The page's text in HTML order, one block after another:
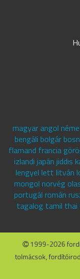
magyar angol
bengáli bolgár
flamand francia
izlandi japán jiddis
lengyel lett litván
mongol norvég
portugál román
tagalog tamil thai
1999-2026
tolmácsok,